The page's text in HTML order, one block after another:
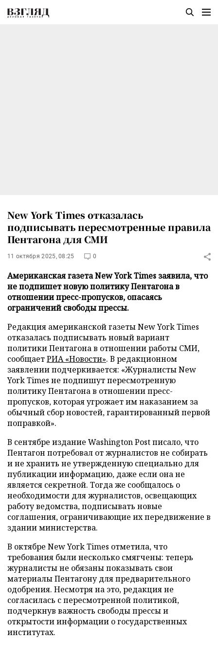
New York Times отказалась
подписывать пересмотренные правила
Пентагона для СМИ
11 октября 2025, 08:25 0
Американская газета New York Times заявила, что
не подпишет новую политику Пентагона в
отношении пресс-пропусков, опасаясь
ограничений свободы прессы.
Редакция американской газеты New York Times
отказалась подписывать новый вариант
политики Пентагона в отношении работы СМИ,
сообщаетРИА «Новости». В редакционном
заявлении подчеркивается: «Журналисты New
York Times не подпишут пересмотренную
политику Пентагона в отношении пресс-
пропусков, которая угрожает им наказанием за
обычный сбор новостей, гарантированный первой
поправкой».
В сентябре издание Washington Post писало, что
Пентагон потребовал от журналистов не собирать
и не хранить не утвержденную специально для
публикации информацию, даже если она не
является секретной. Тогда же сообщалось о
необходимости для журналистов, освещающих
работу ведомства, подписывать новые
соглашения, ограничивающие их передвижение в
здании министерства.
В октябре New York Times отметила, что
требования были несколько смягчены: теперь
журналисты не обязаны показывать свои
материалы Пентагону для предварительного
одобрения. Несмотря на это, редакция не
согласилась с пересмотренной политикой,
подчеркнув важность свободы прессы и
открытости информации о государственных
институтах.